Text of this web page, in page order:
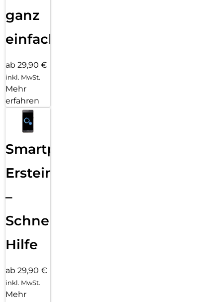
ganz
einfach
ab 29,90 €
inkl. MwSt.
Mehr
erfahren
Smartphone
Ersteinrichtung
–
Schnelle
Hilfe
ab 29,90 €
inkl. MwSt.
Mehr